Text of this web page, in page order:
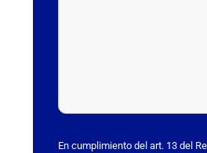
a
s
En cumplimiento del art. 13 del